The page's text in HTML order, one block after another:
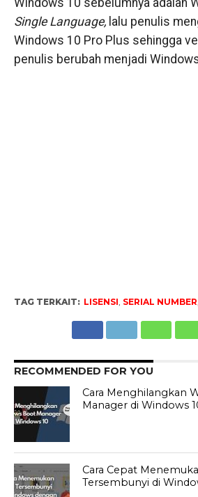
Windows 10 sebelumnya adalah
Single Language,lalu penulis
Windows 10 Pro Plus sehingga
penulis berubah menjadi
TAG TERKAIT: LISENSI, SERIAL NUMBER,
RECOMMENDED FOR YOU
Cara Menghilangkan
Manager di Windows
Cara Cepat
Tersembunyi di